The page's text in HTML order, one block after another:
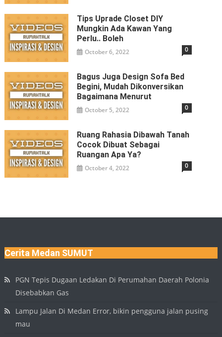
Tips Uprade Closet DIY
Mungkin Ada Kawan Yang
Perlu.. Boleh
October 6, 2022 0
Bagus Juga Design Sofa Bed
Begini, Mudah Dikonversikan
Bagaimana Menurut
October 5, 2022 0
Ruang Rahasia Dibawah Tanah
Cocok Dibuat Sebagai
Ruangan Apa Ya?
October 4, 2022 0
Cerita Medan SUMUT
PGN Tepis Dugaan Ledakan Di Perumahan Daerah Polonia
Disebabkan Gas
Lampu Jalan Di Medan Error, bikin pengguna jalan pusing
mau